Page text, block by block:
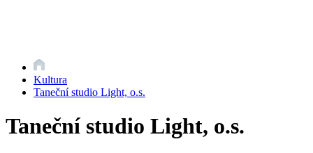
Kultura
Taneční studio Light, o.s.
Taneční studio Light, o.s.